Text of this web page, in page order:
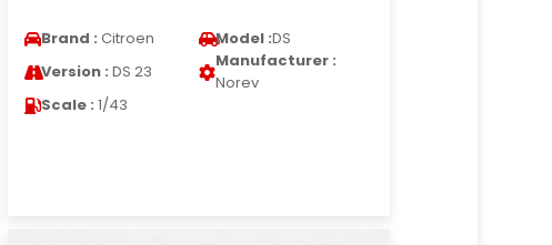
Brand : Citroen Model :DS
Version : DS 23
Manufacturer :
Norev
Scale : 1/43